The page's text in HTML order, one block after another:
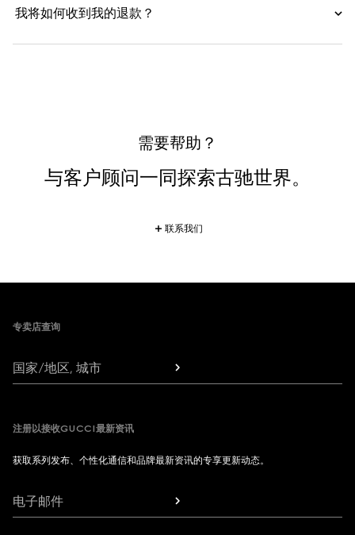
我将如何收到我的退款？
需要帮助？
与客户顾问一同探索古驰世界。
联系我们
专卖店查询
国家/地区, 城市
注册以接收GUCCI最新资讯
获取系列发布、个性化通信和品牌最新资讯的专享更新动态。
电子邮件